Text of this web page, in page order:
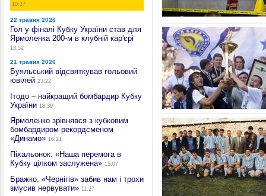
10:37
22 травня 2026
Гол у фіналі Кубку України став для
Ярмоленка 200-м в клубній кар'єрі
13:52
21 травня 2026
Буяльський відсвяткував гольовий
ювілей 23:22
Ітодо – найкращий бомбардир Кубку
України 18:39
Ярмоленко зрівнявся з кубковим
бомбардиром-рекордсменом
«Динамо» 16:21
Піхальонок: «Наша перемога в
Кубку цілком заслужена» 15:07
Бражко: «Чернігів» забив нам і трохи
змусив нервувати» 11:27